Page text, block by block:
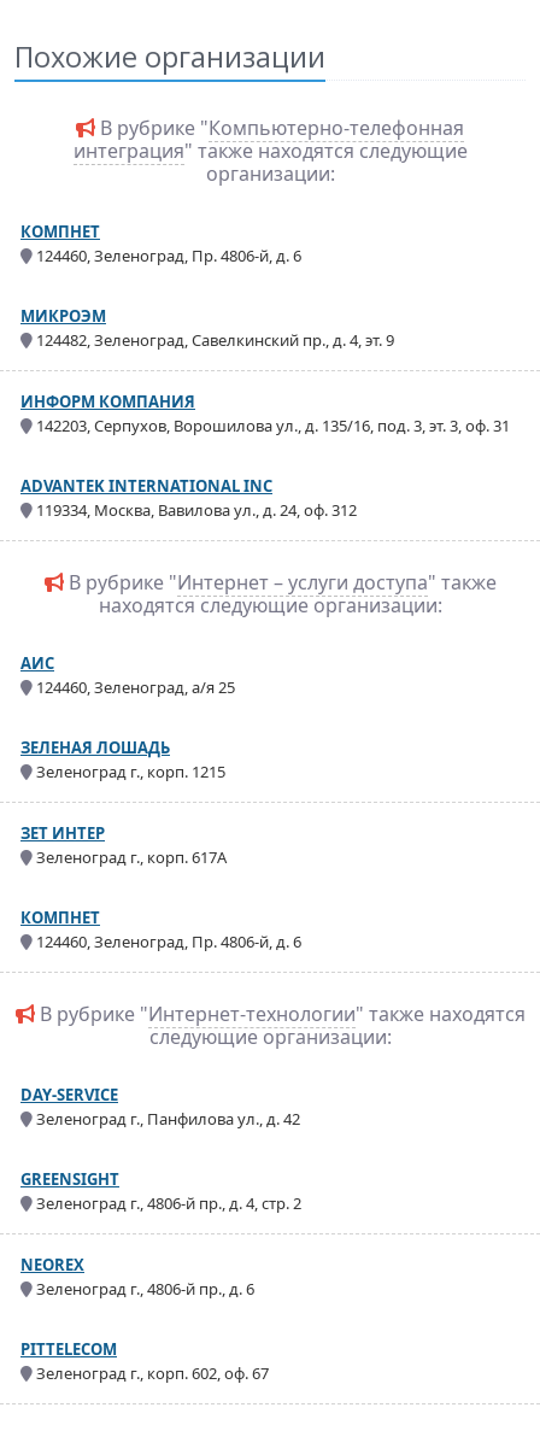
Похожие организации
В рубрике "Компьютерно-телефонная
интеграция" также находятся следующие
организации:
КОМПНЕТ
124460, Зеленоград, Пр. 4806-й, д. 6
МИКРОЭМ
124482, Зеленоград, Савелкинский пр., д. 4, эт. 9
ИНФОРМ КОМПАНИЯ
142203, Серпухов, Ворошилова ул., д. 135/16, под. 3, эт. 3, оф. 31
ADVANTEK INTERNATIONAL INC
119334, Москва, Вавилова ул., д. 24, оф. 312
В рубрике "Интернет – услуги доступа" также
находятся следующие организации:
АИС
124460, Зеленоград, а/я 25
ЗЕЛЕНАЯ ЛОШАДЬ
Зеленоград г., корп. 1215
ЗЕТ ИНТЕР
Зеленоград г., корп. 617А
КОМПНЕТ
124460, Зеленоград, Пр. 4806-й, д. 6
В рубрике "Интернет-технологии" также находятся
следующие организации:
DAY-SERVICE
Зеленоград г., Панфилова ул., д. 42
GREENSIGHT
Зеленоград г., 4806-й пр., д. 4, стр. 2
NEOREX
Зеленоград г., 4806-й пр., д. 6
PITTELECOM
Зеленоград г., корп. 602, оф. 67